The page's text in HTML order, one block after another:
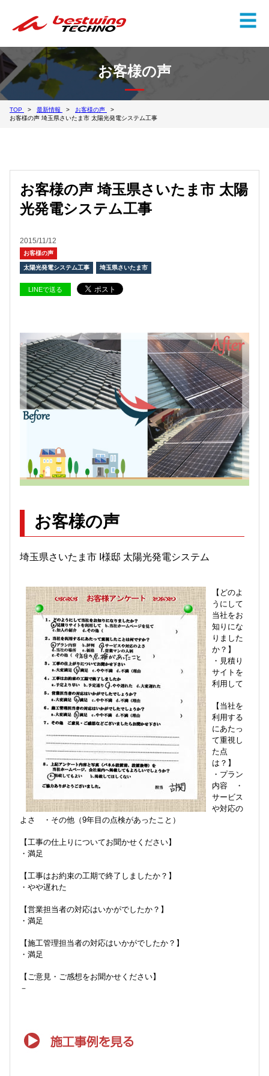
☰
✕
お客様の声
TOP 最新情報
お客様の声
お客様の声 埼玉県さいたま市 太陽光発電システム工事
お客様の声 埼玉県さいたま市 太陽
光発電システム工事
2015/11/12
お客様の声
太陽光発電システム工事 埼玉県さいたま市
LINEで送る
お客様の声
埼玉県さいたま市 I様邸 太陽光発電システム
【どのよ
うにして
当社をお
知りにな
りました
か？】
・見積り
サイトを
利用して
【当社を
利用する
にあたっ
て重視し
た点
は？】
・プラン
内容 ・
サービス
や対応の
よさ ・その他（9年目の点検があったこと）
【工事の仕上りについてお聞かせください】
・満足
【工事はお約束の工期で終了しましたか？】
・やや遅れた
【営業担当者の対応はいかがでしたか？】
・満足
【施工管理担当者の対応はいかがでしたか？】
・満足
【ご意見・ご感想をお聞かせください】
－